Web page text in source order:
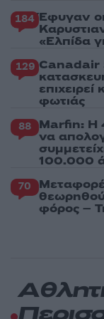
184 Έφυγαν
«Ελπίδα
129 Canadair
φωτιάς
88 Marfin: Η
να
100.000
70
φόρος –